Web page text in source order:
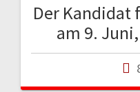
Der Kandidat
am 9.